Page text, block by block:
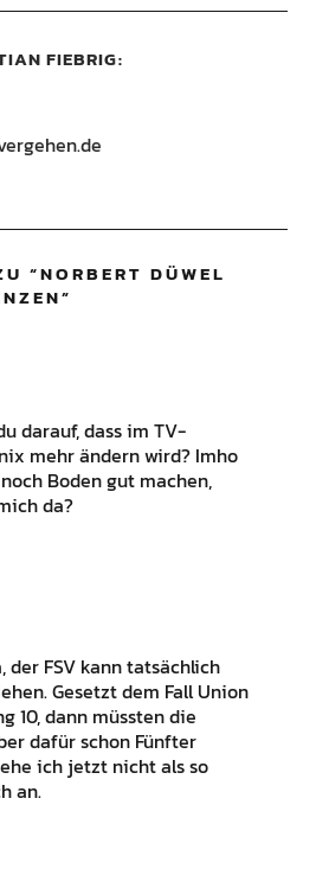
FIEBRIG
“NORBERT DÜWEL
”
darauf, dass im TV-
mehr ändern wird? Imho
Boden gut machen,
da?
der FSV kann tatsächlich
Gesetzt dem Fall Union
10, dann müssten die
dafür schon Fünfter
ich jetzt nicht als so
an.